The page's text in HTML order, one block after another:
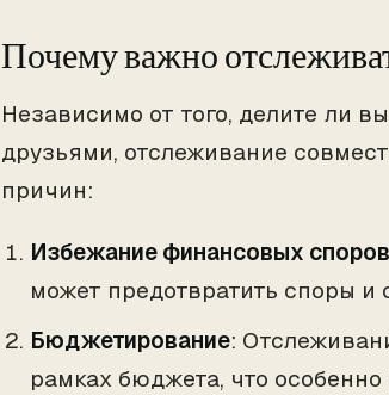
Почему важно
Независимо от того, делите ли
друзьями, отслеживание
причин:
Избежание финансовых споров
может предотвратить споры и
Бюджетирование:
рамках бюджета, что